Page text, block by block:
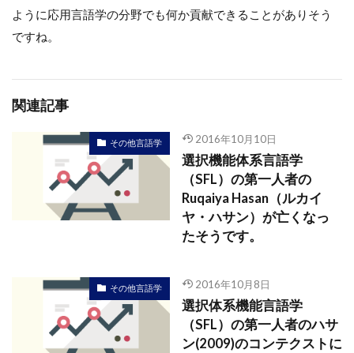
ように応用言語学の分野でも何か貢献できることがありそう
ですね。
関連記事
その他言語学 2016年10月10日
選択機能体系言語学
（SFL）の第一人者の
Ruqaiya Hasan（ルカイ
ヤ・ハサン）が亡くなっ
たそうです。
その他言語学 2016年10月8日
選択体系機能言語学
（SFL）の第一人者のハサ
ン(2009)のコンテクストに